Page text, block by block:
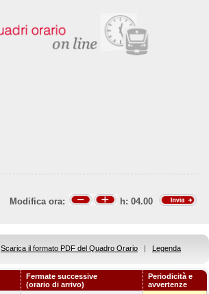
Modifica ora: h: 04.00
Scarica il formato PDF del Quadro Orario | Legenda
Fermate successive
(orario di arrivo)
Periodicità e
avvertenze